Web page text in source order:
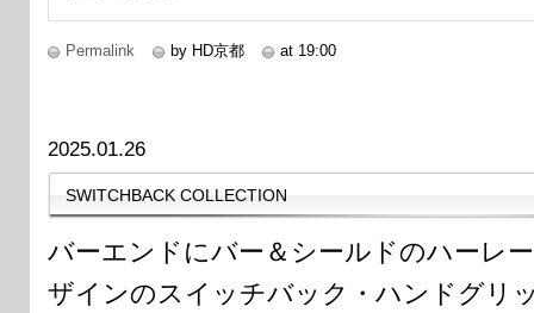
Permalink by HD京都 at 19:00
2025.01.26
SWITCHBACK COLLECTION
バーエンドにバー＆シールドのハーレ
ザインのスイッチバック・ハンドグリ